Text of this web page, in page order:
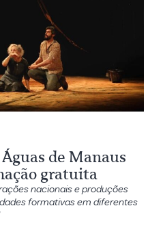
de Manaus
gratuita
nacionais e produções
formativas em diferentes